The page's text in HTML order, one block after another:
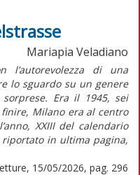
Mariapia Veladiano
l’autorevolezza di una
lo sguardo su un genere
Era il 1945, sei
Milano era al centro
XXIII del calendario
in ultima pagina,
15/05/2026, pag. 296